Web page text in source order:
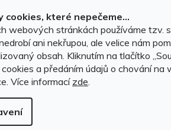
cookies, které nepečeme...
webových stránkách používáme tzv.
ani nekřupou, ale velice nám
obsah. Kliknutím na tlačítko
a předáním údajů o chování na
Více informací zde